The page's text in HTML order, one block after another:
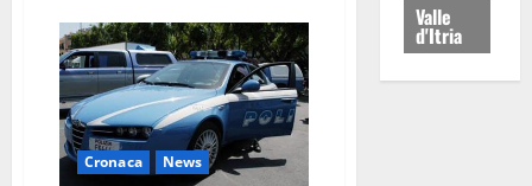
Cronaca News
Valle
d'Itria